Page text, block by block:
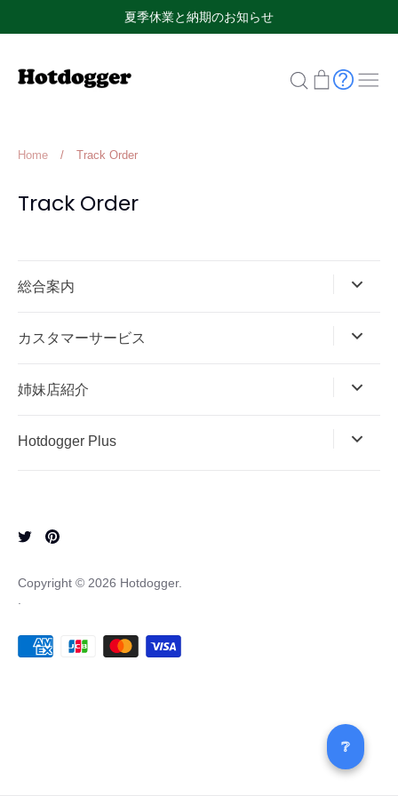
to
夏季休業と納期のお知らせ
検
カ
Home / Track Order
Track Order
総合案内
カスタマーサービス
姉妹店紹介
Hotdogger Plus
Copyright © 2026 Hotdogger.
❔